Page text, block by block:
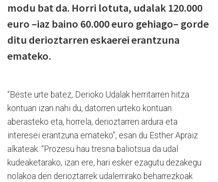
modu bat da. Horri lotuta, udalak 120.000
euro –iaz baino 60.000 euro gehiago– gorde
ditu derioztarren eskaerei erantzuna
emateko.
“Beste urte batez, Derioko Udalak herritarren hitza
kontuan izan nahi du, datorren urteko kontuan
aberasteko eta, horrela, derioztarren ardura eta
interesei erantzuna emateko”, esan du Esther Apraiz
alkateak. “Prozesu hau tresna baliotsua da udal
kudeaketarako, izan ere, hari esker ezagutu dezakegu
nolakoa den derioztarrek udalerrirako beharrezkoak